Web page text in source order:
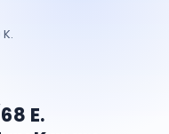
E.